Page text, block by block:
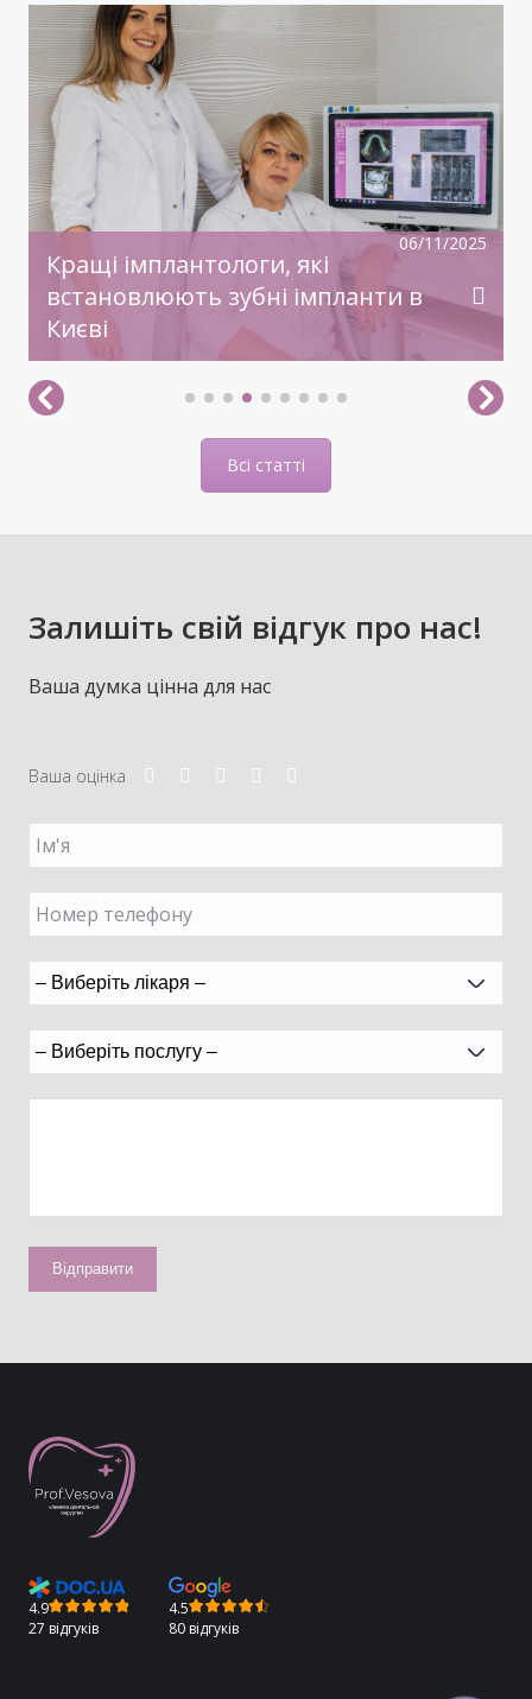
06/11/2025
Кращі імплантологи, які
встановлюють зубні імпланти в
Києві
У передноворічній метушні, коли купуються
подарунки, прикрашаються оселі, бажаємо
святкового настрою, гармонії, радості!
Нехай прийдешній рік дарує дива й
здійснення заповітного!З Новим Роком!
Всі статті
Залишіть свій відгук про нас!
Ваша думка цінна для нас
Ваша оцінка
4.9
27 відгуків
4.5
80 відгуків